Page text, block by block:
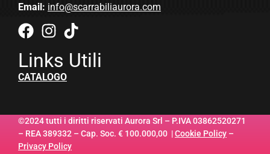
Email: info@scarrabiliaurora.com
Links Utili
CATALOGO
©2024 tutti i diritti riservati Aurora Srl – P.IVA 03862520271
– REA 389332 – Cap. Soc. € 100.000,00 |Cookie Policy –
Privacy Policy